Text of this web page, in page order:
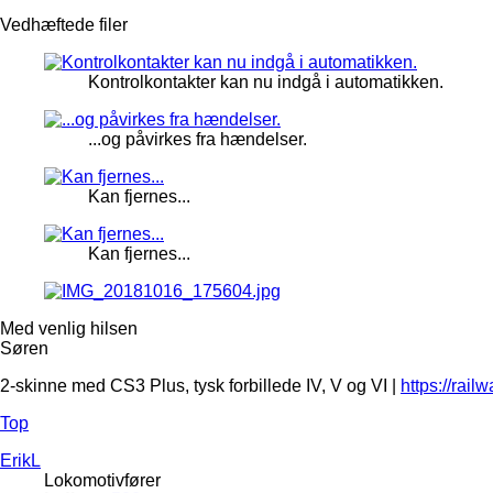
Vedhæftede filer
Kontrolkontakter kan nu indgå i automatikken.
...og påvirkes fra hændelser.
Kan fjernes...
Kan fjernes...
Med venlig hilsen
Søren
2-skinne med CS3 Plus, tysk forbillede IV, V og VI |
https://
Top
ErikL
Lokomotivfører